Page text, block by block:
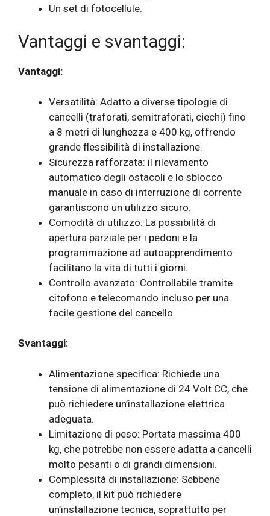
Un set di fotocellule.
Vantaggi e svantaggi:
Vantaggi:
Versatilità: Adatto a diverse tipologie di
cancelli (traforati, semitraforati, ciechi) fino
a 8 metri di lunghezza e 400 kg, offrendo
grande flessibilità di installazione.
Sicurezza rafforzata: il rilevamento
automatico degli ostacoli e lo sblocco
manuale in caso di interruzione di corrente
garantiscono un utilizzo sicuro.
Comodità di utilizzo: La possibilità di
apertura parziale per i pedoni e la
programmazione ad autoapprendimento
facilitano la vita di tutti i giorni.
Controllo avanzato: Controllabile tramite
citofono e telecomando incluso per una
facile gestione del cancello.
Svantaggi:
Alimentazione specifica: Richiede una
tensione di alimentazione di 24 Volt CC, che
può richiedere un’installazione elettrica
adeguata.
Limitazione di peso: Portata massima 400
kg, che potrebbe non essere adatta a cancelli
molto pesanti o di grandi dimensioni.
Complessità di installazione: Sebbene
completo, il kit può richiedere
un’installazione tecnica, soprattutto per